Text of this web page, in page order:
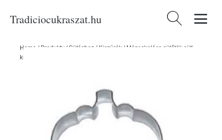
Tradiciocukraszat.hu Keresés:
Home / Produkty / Sütéshez / Kiszúrók / Mézeskalács sütőtök süti
kivágó - rozsdamentes acélból - Smolík